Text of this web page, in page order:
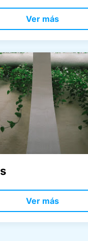
Ver más
Ver más